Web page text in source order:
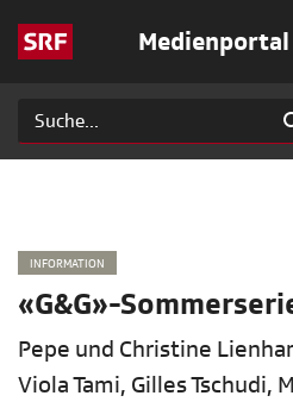
Medienportal
INFORMATION
«G&G»-
Pepe und Christine
Viola Tami, Gilles Tschudi,